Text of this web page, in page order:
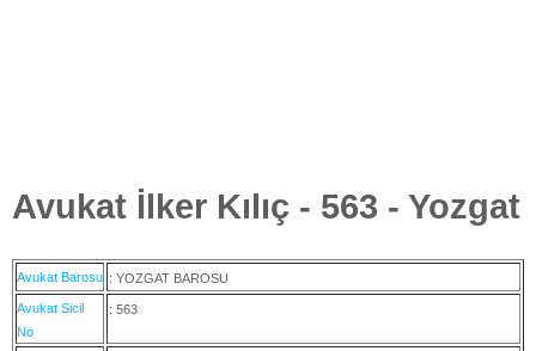
Avukat İlker Kılıç - 563 - Yozgat
Avukat Barosu : YOZGAT BAROSU
Avukat Sicil
No
: 563